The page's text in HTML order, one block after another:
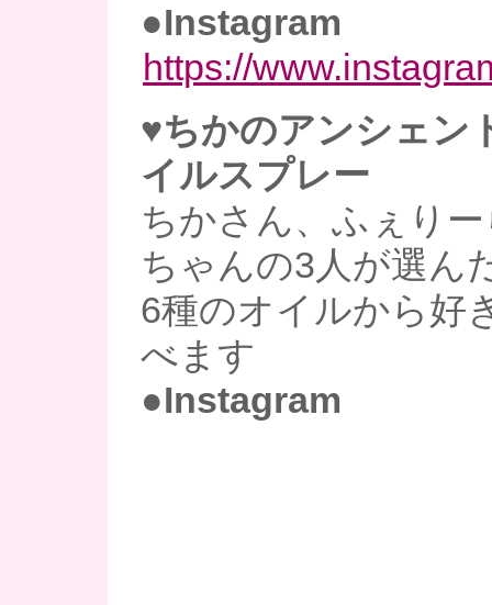
●Instagram
https://
♥ちかのアンシェン
イルスプレー
ちかさん、ふぇり
ちゃんの3人が選ん
6種のオイルから好
べます
●Instagram